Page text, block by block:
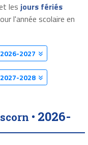
les jours fériés
l'année scolaire en
2026-2027
2027-2028
• 2026-